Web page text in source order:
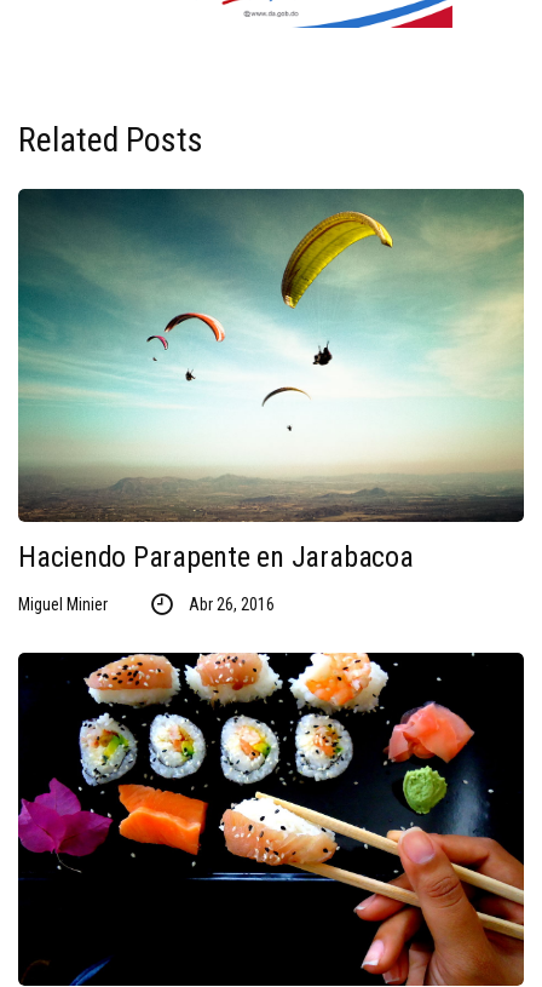
Related Posts
Haciendo Parapente en Jarabacoa
Miguel Minier Abr 26, 2016